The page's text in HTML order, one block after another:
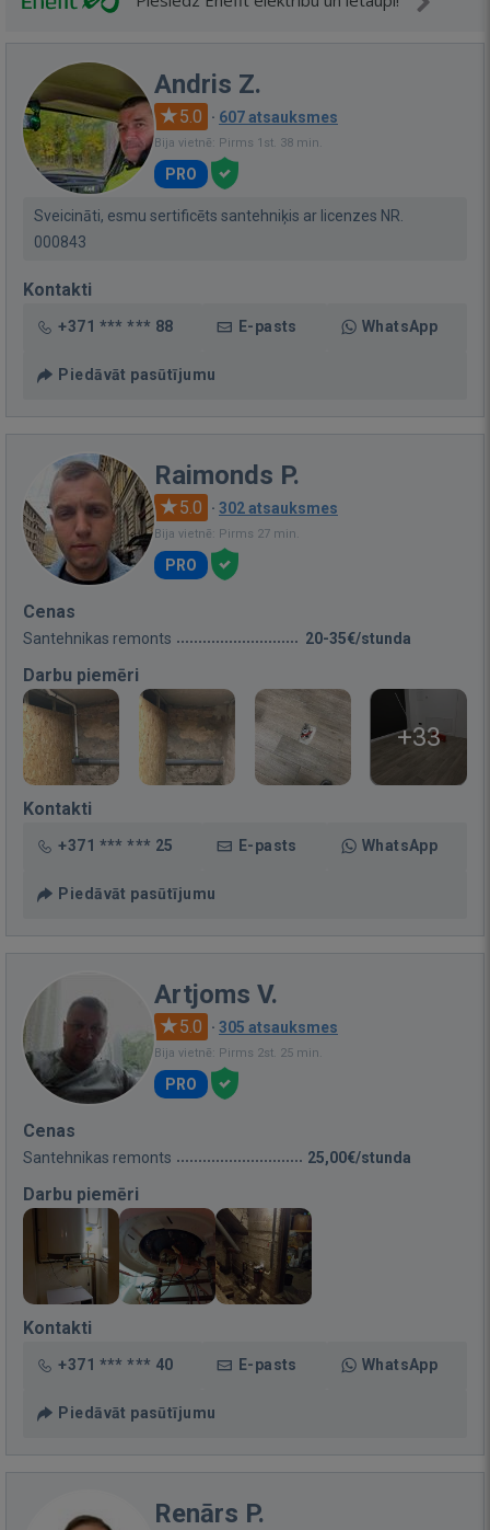
Andris Z.
5.0 · 607 atsauksmes
Bija vietnē: Pirms 1st. 38 min.
PRO
Sveicināti, esmu sertificēts santehniķis ar licenzes NR.
000843
Kontakti
+371 *** *** 88 E-pasts WhatsApp
Piedāvāt pasūtījumu
Raimonds P.
5.0 · 302 atsauksmes
Bija vietnē: Pirms 27 min.
PRO
Cenas
Santehnikas remonts 20-35€/stunda
Darbu piemēri
+33
Kontakti
+371 *** *** 25 E-pasts WhatsApp
Piedāvāt pasūtījumu
Artjoms V.
5.0 · 305 atsauksmes
Bija vietnē: Pirms 2st. 25 min.
PRO
Cenas
Santehnikas remonts 25,00€/stunda
Darbu piemēri
Kontakti
+371 *** *** 40 E-pasts WhatsApp
Piedāvāt pasūtījumu
Renārs P.